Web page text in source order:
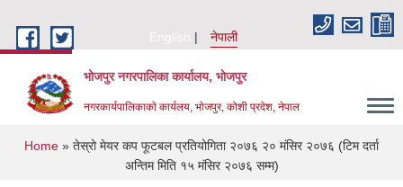
English
नेपाली
भोजपुर नगरपालिका कार्यालय, भाेजपुर
नगरकार्यपालिकाकाे कार्यलय, भाेजपुर, कोशी प्रदेश, नेपाल
You are here
Home » तेस्रो मेयर कप फूटबल प्रतियोगिता २०७६ २० मंसिर २०७६ (टिम दर्ता
अन्तिम मिति १५ मंसिर २०७६ सम्म)